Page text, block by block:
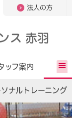
法人の方
ス 赤羽
ッフ案内
ナルトレーニング